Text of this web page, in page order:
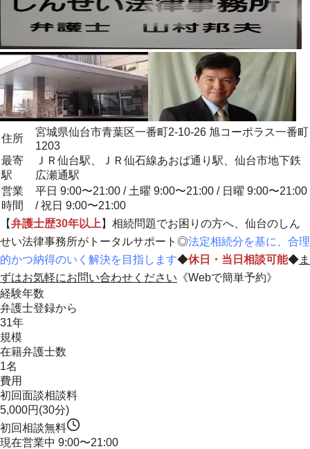
住所
宮城県仙台市青葉区一番町2-10-26 旭コーポラス一番町
1203
最寄
駅
ＪＲ仙台駅、ＪＲ仙石線あおば通り駅、仙台市地下鉄
広瀬通駅
営業
時間
平日 9:00〜21:00 / 土曜 9:00〜21:00 / 日曜 9:00〜21:00
/ 祝日 9:00〜21:00
【弁護士歴30年以上 】相続問題でお困りの方へ、仙台のしん
せい法律事務所がトータルサポート◎法定相続分を基に、合理
的かつ納得のいく解決を目指します◆休日・当日相談可能◆ま
ずはお気軽にお問い合わせください 《Webで簡単予約》
経験年数
弁護士登録から
31年
規模
在籍弁護士数
1名
費用
初回面談相談料
5,000円(30分)
初回相談無料
現在営業中 9:00〜21:00